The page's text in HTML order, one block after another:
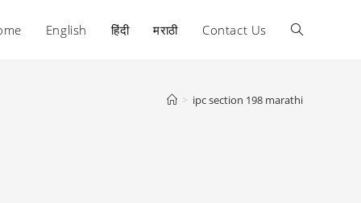
English हिंदी मराठी Contact Us Toggle
> ipc section 198 marathi